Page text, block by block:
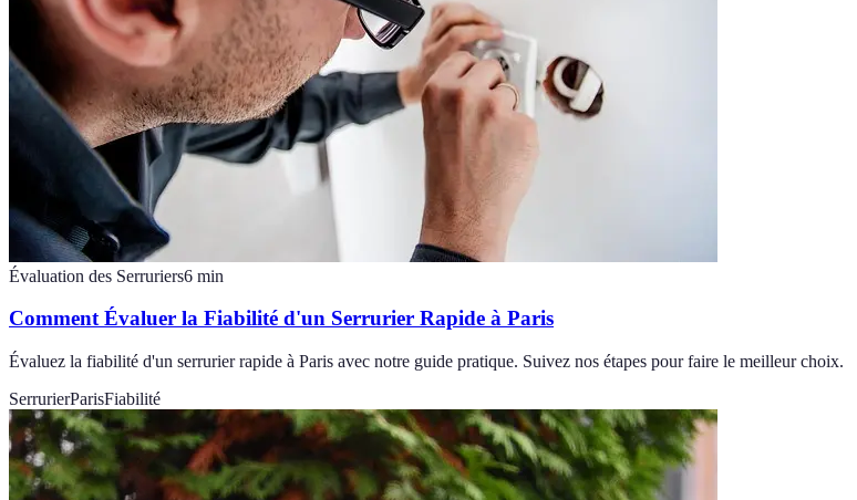
Évaluation des Serruriers6 min
Comment Évaluer la Fiabilité d'un Serrurier Rapide à Paris
Évaluez la fiabilité d'un serrurier rapide à Paris avec notre guide pratique. Suivez nos étapes pour faire le meilleur choix.
SerrurierParisFiabilité